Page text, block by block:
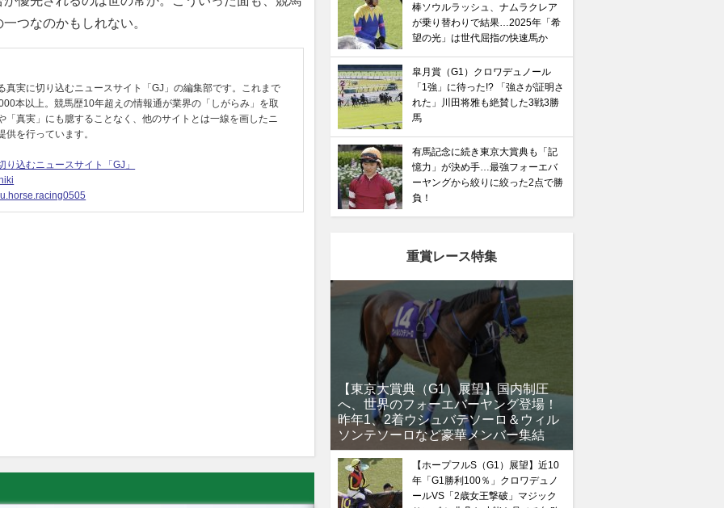
つなのかもしれない。
真実に切り込むニュースサイト「GJ」の編集部です。これまで
本以上。競馬歴10年超えの情報通が業界の「しがらみ」を取
「真実」にも臆することなく、他のサイトとは一線を画したニ
供を行っています。
り込むニュースサイト「GJ」
棒ソウルラッシュ、ナムラクレア
が乗り替わりで結果…2025年「希
望の光」は世代屈指の快速馬か
皐月賞（G1）クロワデュノール
「1強」に待った!? 「強さが証明さ
れた」川田将雅も絶賛した3戦3勝
馬
有馬記念に続き東京大賞典も「記
憶力」が決め手…最強フォーエバ
ーヤングから絞りに絞った2点で勝
負！
重賞レース特集
【東京大賞典（G1）展望】国内制圧
へ、世界のフォーエバーヤング登場！
昨年1、2着ウシュバテソーロ＆ウィル
ソンテソーロなど豪華メンバー集結
【ホープフルS（G1）展望】近10
年「G1勝利100％」クロワデュノ
ールVS「2歳女王撃破」マジック